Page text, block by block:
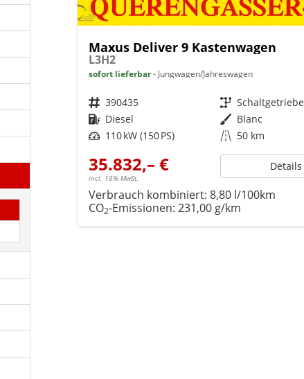
Maxus Deliver 9 Kastenwagen
L3H2
sofort lieferbar Jungwagen/Jahreswagen
Fahrzeugnr. 390435 Getriebe Schaltgetriebe
Kraftstoff Diesel Außenfarbe Blanc
Leistung 110 kW (150 PS) Kilometerstand 50 km
35.832,– €
incl. 19% MwSt.
Details
Verbrauch kombiniert: 8,80 l/100km
CO2-Emissionen: 231,00 g/km